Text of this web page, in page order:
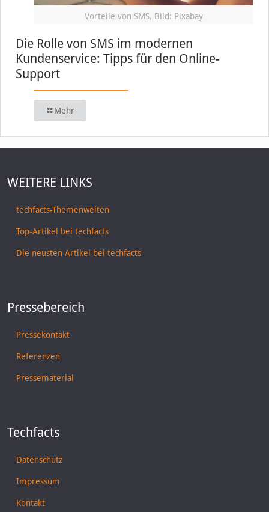
Vorteile von SMS, Bild: Pixabay
Die Rolle von SMS im modernen
Kundenservice: Tipps für den Online-
Support
Mehr
WEITERE LINKS
techfacts-Themenwelten
Top-Artikel bei techfacts
Die neusten Artikel bei techfacts
Pressebereich
Pressekontakt
Referenzen
Pressematerial
Techfacts
Datenschutz
Impressum
Kontakt